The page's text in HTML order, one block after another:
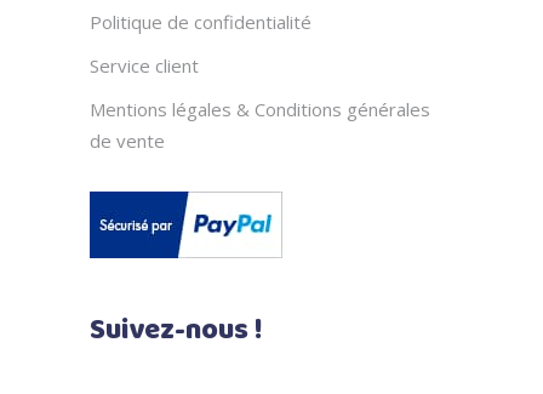
Politique de confidentialité
Service client
Mentions légales & Conditions générales
de vente
Suivez-nous !